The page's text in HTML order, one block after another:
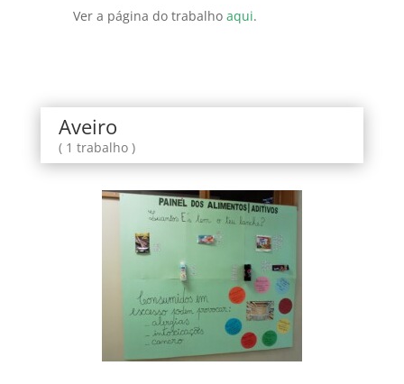
Ver a página do trabalho aqui.
Aveiro
( 1 trabalho )